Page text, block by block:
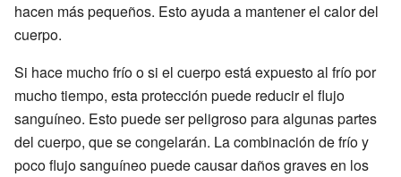
hacen más pequeños. Esto ayuda a mantener el calor del
cuerpo.
Si hace mucho frío o si el cuerpo está expuesto al frío por
mucho tiempo, esta protección puede reducir el flujo
sanguíneo. Esto puede ser peligroso para algunas partes
del cuerpo, que se congelarán. La combinación de frío y
poco flujo sanguíneo puede causar daños graves en los